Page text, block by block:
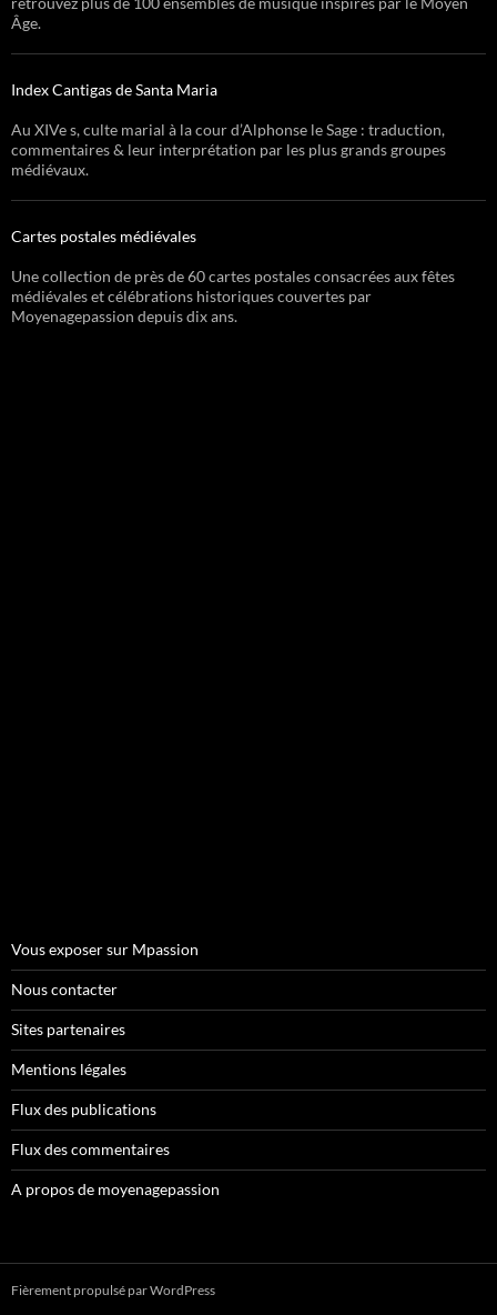
Âge.
Index Cantigas de Santa Maria
Au XIVe s, culte marial à la cour d’Alphonse le Sage : traduction,
commentaires & leur interprétation par les plus grands groupes
médiévaux.
Cartes postales médiévales
Une collection de près de 60 cartes postales consacrées aux fêtes
médiévales et célébrations historiques couvertes par
Moyenagepassion depuis dix ans.
Vous exposer sur Mpassion
Nous contacter
Sites partenaires
Mentions légales
Flux des publications
Flux des commentaires
A propos de moyenagepassion
Fièrement propulsé par WordPress